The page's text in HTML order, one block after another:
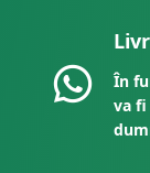
În
va